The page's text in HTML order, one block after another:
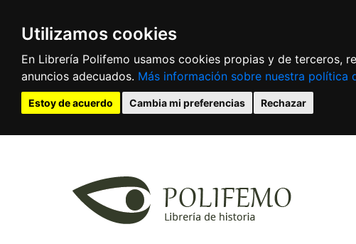
Utilizamos cookies
En Librería Polifemo usamos cookies propias y de terceros,
anuncios adecuados. Más información sobre nuestra
Estoy de acuerdo Cambia mi preferencias Rechazar